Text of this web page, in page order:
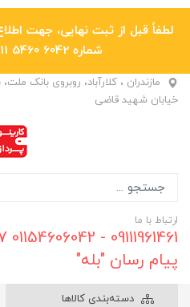
لطفاً قبل از ثبت نهایی، جهت
شماره 6042 5460 011 تماس بگیرید.
مازندران ، کلارآباد، روبروی بانک
خیابان شهید قاضی
ارتباط با ما
پیام رسان "بله"
دسته‌بندی کالاها